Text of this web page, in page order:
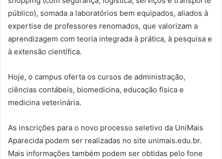
público), somada a laboratórios bem equipados, aliados à
expertise de professores renomados, que valorizam a
aprendizagem com teoria integrada à prática, à pesquisa e
à extensão científica.
Hoje, o campus oferta os cursos de administração,
ciências contábeis, biomedicina, educação física e
medicina veterinária.
As inscrições para o novo processo seletivo da UniMais
Aparecida podem ser realizadas no site unimais.edu.br.
Mais informações também podem ser obtidas pelo fone